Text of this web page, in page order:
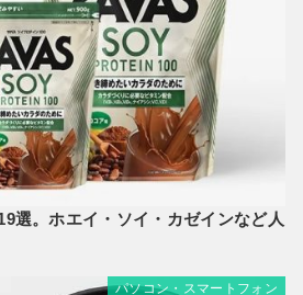
選。ホエイ・ソイ・カゼインなど人
パソコン・スマートフォン